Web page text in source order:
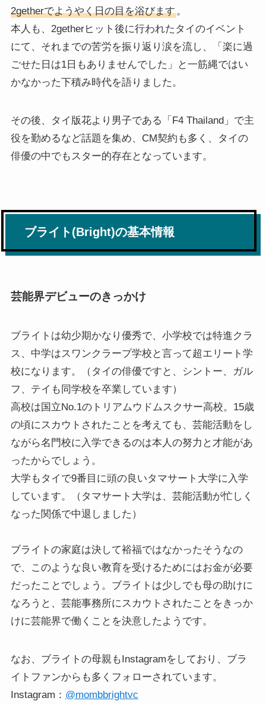
2getherでようやく日の目を浴びます。
本人も、2getherヒット後に行われたタイのイベント
にて、それまでの苦労を振り返り涙を流し、「楽に過
ごせた日は1日もありませんでした」と一筋縄ではい
かなかった下積み時代を語りました。
その後、タイ版花より男子である「F4 Thailand」で主
役を勤めるなど話題を集め、CM契約も多く、タイの
俳優の中でもスター的存在となっています。
ブライト(Bright)の基本情報
芸能界デビューのきっかけ
ブライトは幼少期かなり優秀で、小学校では特進クラ
ス、中学はスワンクラープ学校と言って超エリート学
校になります。（タイの俳優ですと、シントー、ガル
フ、テイも同学校を卒業しています）
高校は国立No.1のトリアムウドムスクサー高校。15歳
の頃にスカウトされたことを考えても、芸能活動をし
ながら名門校に入学できるのは本人の努力と才能があ
ったからでしょう。
大学もタイで9番目に頭の良いタマサート大学に入学
しています。（タマサート大学は、芸能活動が忙しく
なった関係で中退しました）
ブライトの家庭は決して裕福ではなかったそうなの
で、このような良い教育を受けるためにはお金が必要
だったことでしょう。ブライトは少しでも母の助けに
なろうと、芸能事務所にスカウトされたことをきっか
けに芸能界で働くことを決意したようです。
なお、ブライトの母親もInstagramをしており、ブラ
イトファンからも多くフォローされています。
Instagram： @mombbrightvc